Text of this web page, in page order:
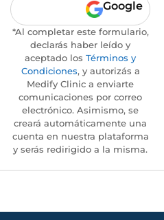
Google
*Al completar este formulario,
declarás haber leído y
aceptado los Términos y
Condiciones, y autorizás a
Medify Clinic a enviarte
comunicaciones por correo
electrónico. Asimismo, se
creará automáticamente una
cuenta en nuestra plataforma
y serás redirigido a la misma.